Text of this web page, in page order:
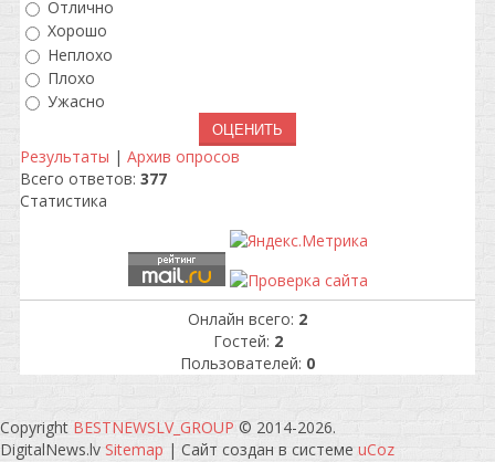
Отлично
Хорошо
Неплохо
Плохо
Ужасно
Результаты | Архив опросов
Всего ответов: 377
Статистика
Онлайн всего: 2
Гостей: 2
Пользователей: 0
Copyright BESTNEWSLV_GROUP © 2014-2026.
DigitalNews.lv Sitemap | Сайт создан в системе uCoz